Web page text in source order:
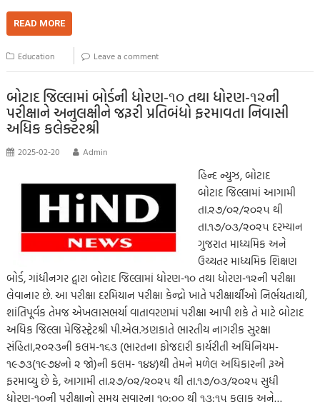
ce
b
o
o
k
wi
tt
er s
A
p
p
y
Li
nk
g
er
e m
READ MORE
Education Leave a comment
બોટાદ જિલ્લામાં બોર્ડની ધોરણ-૧૦ તથા ધોરણ-૧૨ની
પરીક્ષાને અનુલક્ષીને જરૂરી પ્રતિબંધો ફરમાવતા નિવાસી
અધિક કલેક્ટરશ્રી
2025-02-20 Admin
હિન્દ ન્યુઝ, બોટાદ
બોટાદ જિલ્લામાં આગામી
તા.૨૭/૦૨/૨૦૨૫ થી
તા.૧૭/૦૩/૨૦૨૫ દરમ્યાન
ગુજરાત માધ્યમિક અને
ઉચ્ચતર માધ્યમિક શિક્ષણ
બોર્ડ, ગાંધીનગર દ્વારા બોટાદ જિલ્લામાં ધોરણ-૧૦ તથા ધોરણ-૧૨ની પરીક્ષા
લેવાનાર છે. આ પરીક્ષા દરમિયાન પરીક્ષા કેન્દ્રો ખાતે પરીક્ષાર્થીઓ નિર્ભયતાથી,
શાંતિપૂર્વક તેમજ એખલાસભર્યા વાતાવરણમાં પરીક્ષા આપી શકે તે માટે બોટાદ
અધિક જિલ્લા મેજિસ્ટ્રેટશ્રી પી.એલ.ઝણકાતે ભારતીય નાગરીક સુરક્ષા
સંહિતા,૨૦૨૩ની કલમ-૧૬૩ (ભારતના ફોજદારી કાર્યરીતી અધિનિયમ-
૧૯૭૩(૧૯૭૪નો ૨ જો)ની કલમ- ૧૪૪)થી તેમને મળેલ અધિકારની રૂએ
ફરમાવ્યુ છે કે, આગામી તા.૨૭/૦૨/૨૦૨૫ થી તા.૧૭/૦૩/૨૦૨૫ સુધી
ધોરણ-૧૦ની પરીક્ષાનો સમય સવારના ૧૦:૦૦ થી ૧૩:૧૫ કલાક અને…